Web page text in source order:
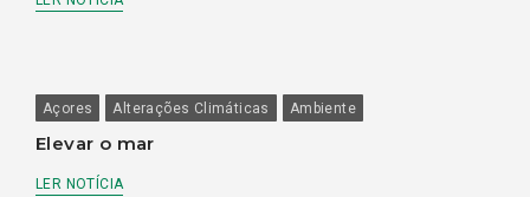
Açores Alterações Climáticas Ambiente
Elevar o mar
LER NOTÍCIA